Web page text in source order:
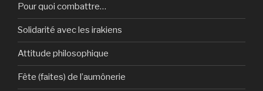
Pour quoi combattre…
Solidarité avec les irakiens
Attitude philosophique
Fête (faites) de l’aumônerie